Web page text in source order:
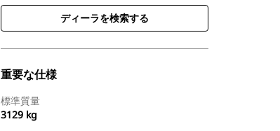
ディーラを検索する
重要な仕様
標準質量
3129 kg